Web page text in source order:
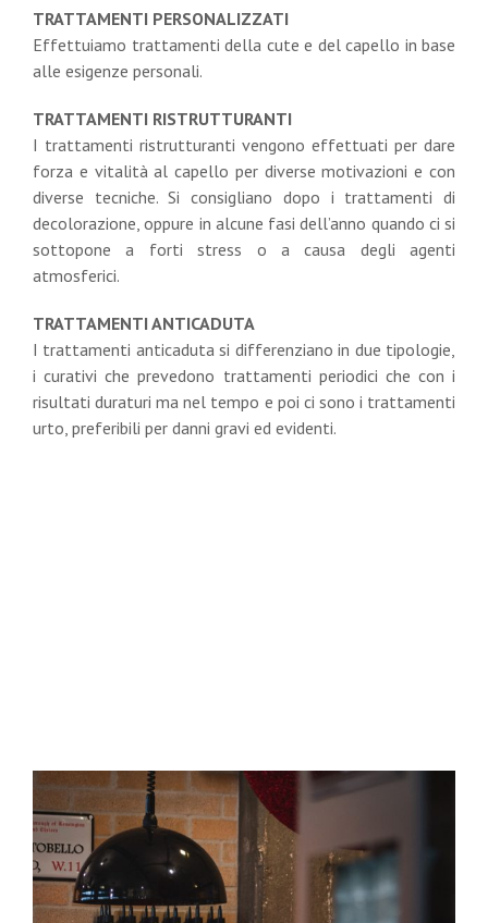
TRATTAMENTI PERSONALIZZATI
Effettuiamo trattamenti della cute e del capello in base
alle esigenze personali.
TRATTAMENTI RISTRUTTURANTI
I trattamenti ristrutturanti vengono effettuati per dare
forza e vitalità al capello per diverse motivazioni e con
diverse tecniche. Si consigliano dopo i trattamenti di
decolorazione, oppure in alcune fasi dell’anno quando ci si
sottopone a forti stress o a causa degli agenti
atmosferici.
TRATTAMENTI ANTICADUTA
I trattamenti anticaduta si differenziano in due tipologie,
i curativi che prevedono trattamenti periodici che con i
risultati duraturi ma nel tempo e poi ci sono i trattamenti
urto, preferibili per danni gravi ed evidenti.